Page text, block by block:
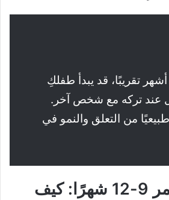
في عمر 6-7 أشهر تقريبًا، قد يبدأ طفلكِ
عند تركه مع شخص آخر.
من التعلق والنمو في
الترابط في عمر 9-12 شهرًا: كيف